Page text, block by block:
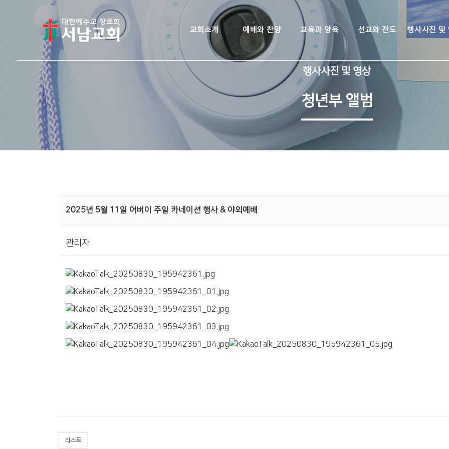
교회소개 예배와 찬양 교육과 양육 선교와 전도 행사사진 및
행사사진 및 영상
청년부 앨범
2025년 5월 11일 어버이 주일 카네이션 행사 & 야외예배
관리자
리스트